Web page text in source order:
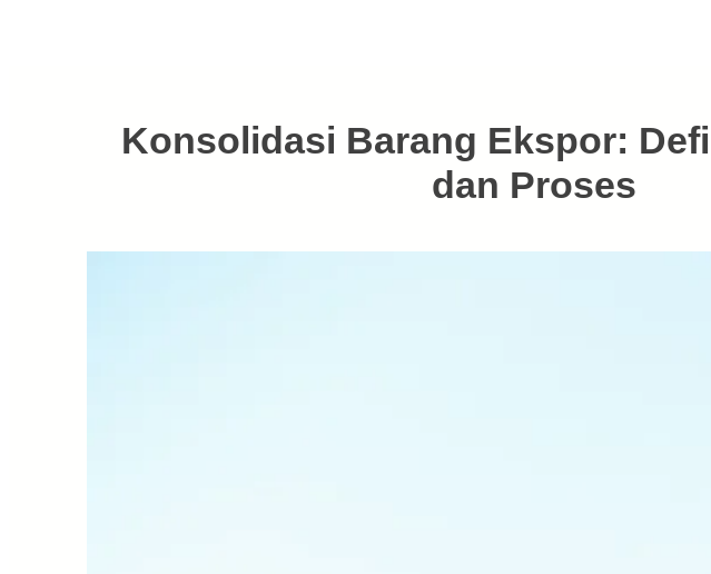
Konsolidasi Barang Ekspor:
dan Proses